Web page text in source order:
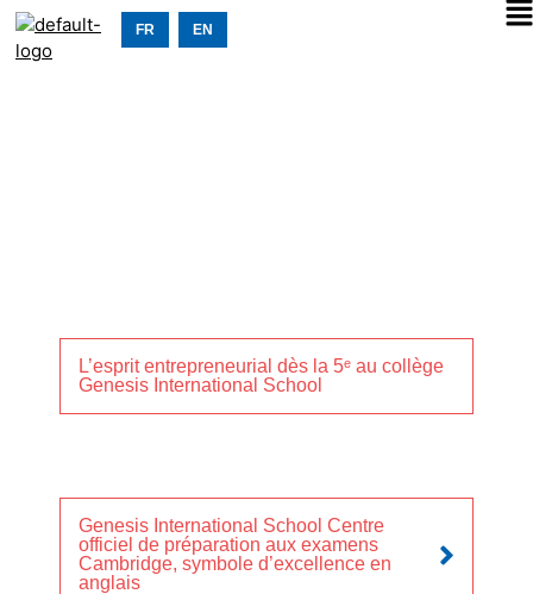
FR EN
L’esprit entrepreneurial dès la 5ᵉ au collège
Genesis International School
Genesis International School Centre
officiel de préparation aux examens
Cambridge, symbole d’excellence en
anglais